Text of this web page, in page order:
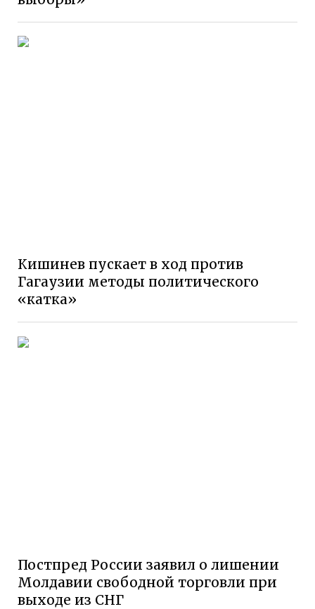
Кишинев пускает в ход против
Гагаузии методы политического
«катка»
Постпред России заявил о лишении
Молдавии свободной торговли при
выходе из СНГ